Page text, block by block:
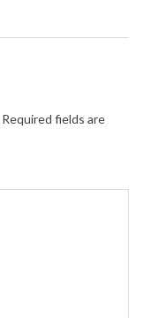
Required fields are